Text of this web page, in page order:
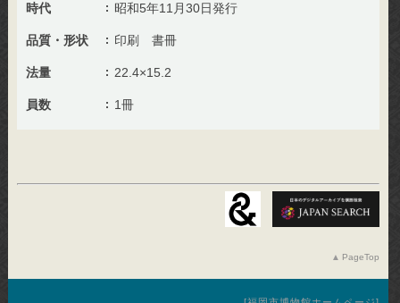
時代 昭和5年11月30日発行
品質・形状 印刷 書冊
法量 22.4×15.2
員数 1冊
PageTop